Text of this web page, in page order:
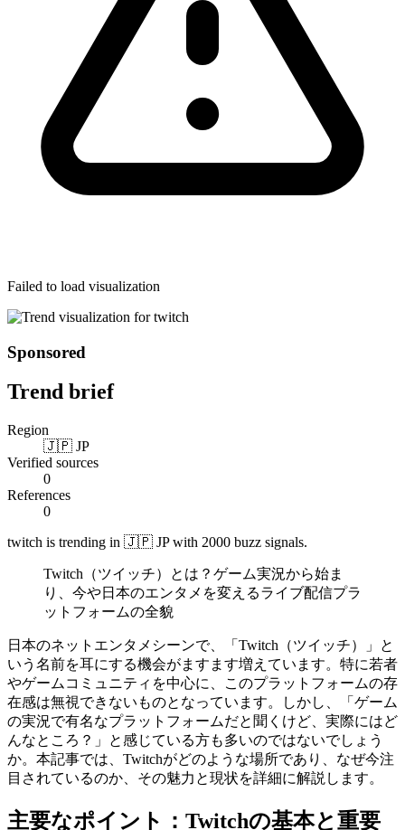
Failed to load visualization
Sponsored
Trend brief
Region
🇯🇵 JP
Verified sources
0
References
0
twitch is trending in 🇯🇵 JP with 2000 buzz signals.
Twitch（ツイッチ）とは？ゲーム実況から始ま
り、今や日本のエンタメを変えるライブ配信プラ
ットフォームの全貌
日本のネットエンタメシーンで、「Twitch（ツイッチ）」と
いう名前を耳にする機会がますます増えています。特に若者
やゲームコミュニティを中心に、このプラットフォームの存
在感は無視できないものとなっています。しかし、「ゲーム
の実況で有名なプラットフォームだと聞くけど、実際にはど
んなところ？」と感じている方も多いのではないでしょう
か。本記事では、Twitchがどのような場所であり、なぜ今注
目されているのか、その魅力と現状を詳細に解説します。
主要なポイント：Twitchの基本と重要